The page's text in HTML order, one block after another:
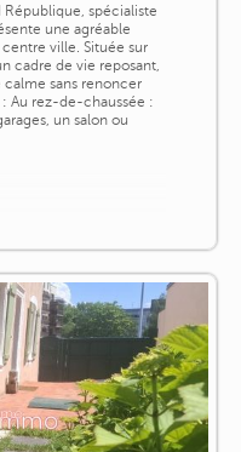
spécialiste
une agréable
ville. Située sur
cadre de vie reposant,
sans renoncer
Au rez-de-chaussée :
un salon ou